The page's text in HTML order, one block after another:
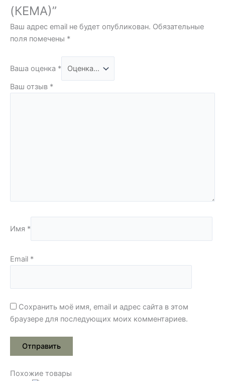
(КЕМА)”
Ваш адрес email не будет опубликован. Обязательные
поля помечены *
Ваша оценка *
Ваш отзыв *
Имя *
Email *
Сохранить моё имя, email и адрес сайта в этом
браузере для последующих моих комментариев.
Похожие товары